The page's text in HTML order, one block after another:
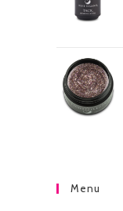
Menu